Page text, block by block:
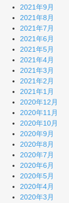
2021年9月
2021年8月
2021年7月
2021年6月
2021年5月
2021年4月
2021年3月
2021年2月
2021年1月
2020年12月
2020年11月
2020年10月
2020年9月
2020年8月
2020年7月
2020年6月
2020年5月
2020年4月
2020年3月